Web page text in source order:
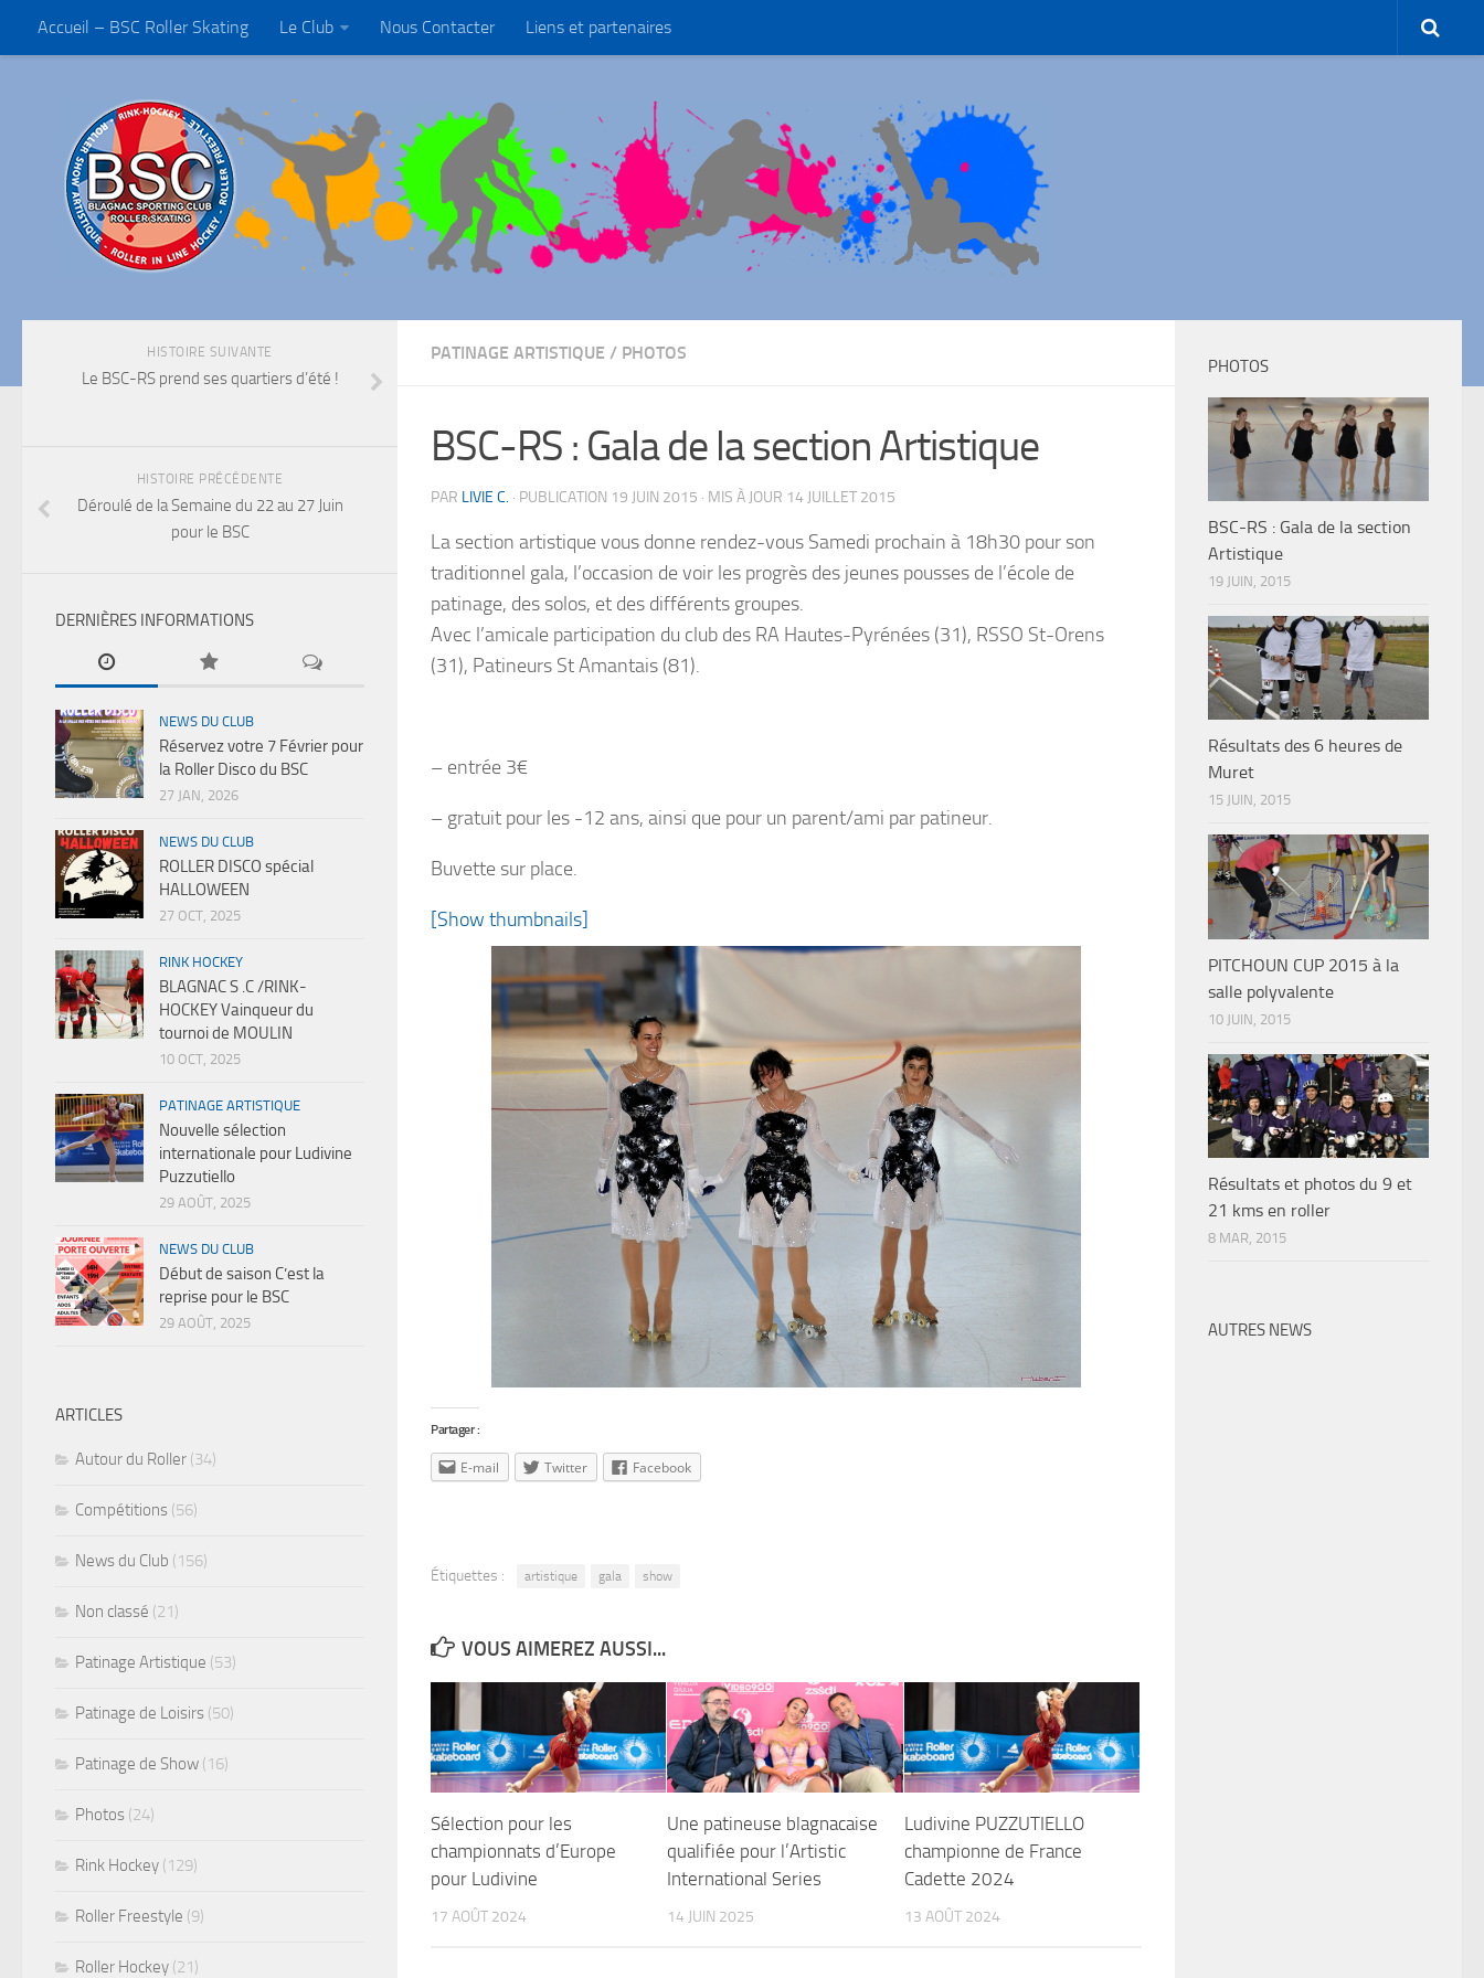
Accueil – BSC Roller Skating Le Club Nous Contacter Liens et partenaires
PATINAGE ARTISTIQUE / PHOTOS
BSC-RS : Gala de la section Artistique
PAR LIVIE C. · PUBLICATION 19 JUIN 2015 · MIS À JOUR 14 JUILLET 2015
La section artistique vous donne rendez-vous Samedi prochain à 18h30 pour son
traditionnel gala, l’occasion de voir les progrès des jeunes pousses de l’école de
patinage, des solos, et des différents groupes.
Avec l’amicale participation du club des RA Hautes-Pyrénées (31), RSSO St-Orens
(31), Patineurs St Amantais (81).
– entrée 3€
– gratuit pour les -12 ans, ainsi que pour un parent/ami par patineur.
Buvette sur place.
[Show thumbnails]
Partager :
E-mail Twitter Facebook
Étiquettes : artistique gala show
VOUS AIMEREZ AUSSI...
Sélection pour les
championnats d’Europe
pour Ludivine
17 AOÛT 2024
Une patineuse blagnacaise
qualifiée pour l’Artistic
International Series
14 JUIN 2025
Ludivine PUZZUTIELLO
championne de France
Cadette 2024
13 AOÛT 2024
HISTOIRE SUIVANTE
Le BSC-RS prend ses quartiers d’été !
HISTOIRE PRÉCÉDENTE
Déroulé de la Semaine du 22 au 27 Juin
pour le BSC
DERNIÈRES INFORMATIONS
NEWS DU CLUB
Réservez votre 7 Février pour
la Roller Disco du BSC
27 JAN, 2026
NEWS DU CLUB
ROLLER DISCO spécial
HALLOWEEN
27 OCT, 2025
RINK HOCKEY
BLAGNAC S .C /RINK-
HOCKEY Vainqueur du
tournoi de MOULIN
10 OCT, 2025
PATINAGE ARTISTIQUE
Nouvelle sélection
internationale pour Ludivine
Puzzutiello
29 AOÛT, 2025
NEWS DU CLUB
Début de saison C’est la
reprise pour le BSC
29 AOÛT, 2025
ARTICLES
Autour du Roller (34)
Compétitions (56)
News du Club (156)
Non classé (21)
Patinage Artistique (53)
Patinage de Loisirs (50)
Patinage de Show (16)
Photos (24)
Rink Hockey (129)
Roller Freestyle (9)
Roller Hockey (21)
PHOTOS
BSC-RS : Gala de la section
Artistique
19 JUIN, 2015
Résultats des 6 heures de
Muret
15 JUIN, 2015
PITCHOUN CUP 2015 à la
salle polyvalente
10 JUIN, 2015
Résultats et photos du 9 et
21 kms en roller
8 MAR, 2015
AUTRES NEWS